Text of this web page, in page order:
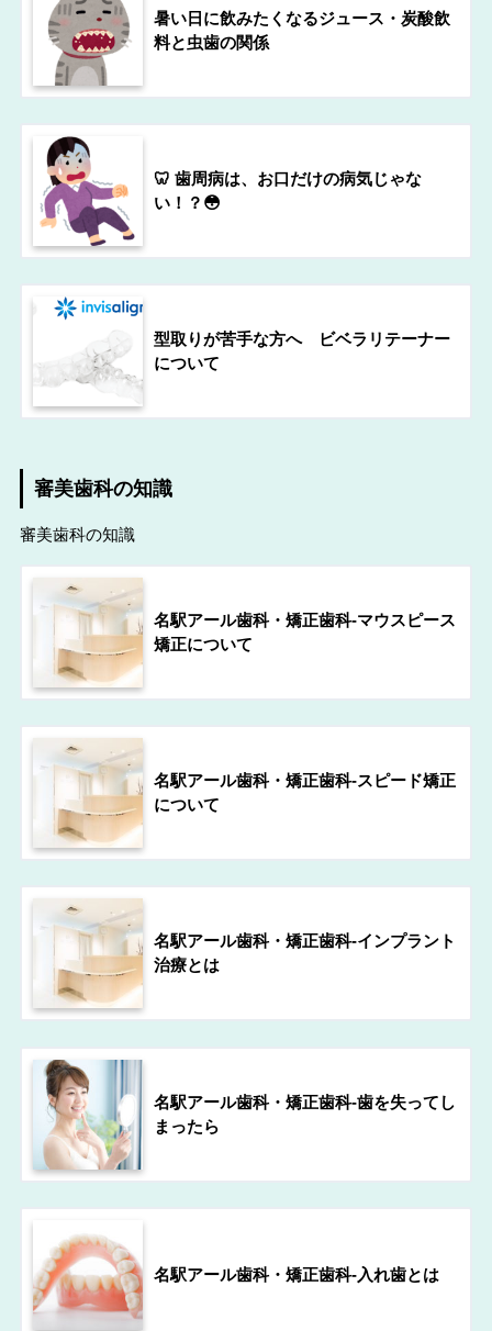
暑い日に飲みたくなるジュース・炭酸飲
料と虫歯の関係
🦷 歯周病は、お口だけの病気じゃな
い！？😳
型取りが苦手な方へ ビベラリテーナー
について
審美歯科の知識
審美歯科の知識
名駅アール歯科・矯正歯科-マウスピース
矯正について
名駅アール歯科・矯正歯科-スピード矯正
について
名駅アール歯科・矯正歯科-インプラント
治療とは
名駅アール歯科・矯正歯科-歯を失ってし
まったら
名駅アール歯科・矯正歯科-入れ歯とは